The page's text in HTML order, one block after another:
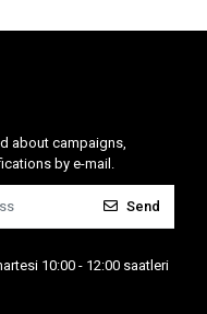
about campaigns,
by e-mail.
Send
10:00 - 12:00 saatleri